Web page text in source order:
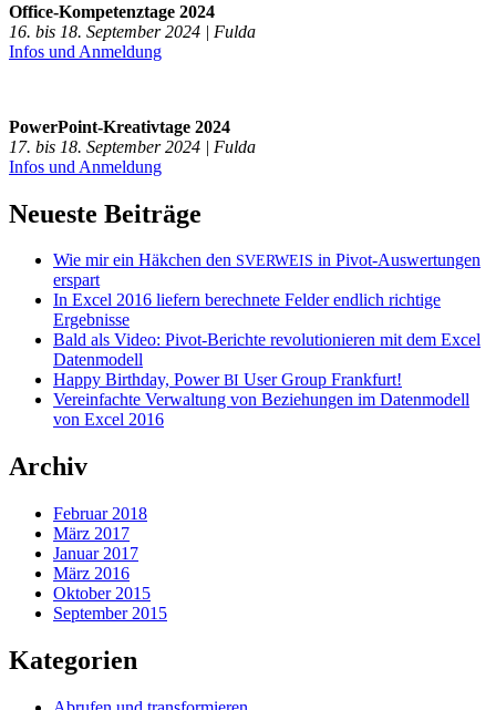
Office-Kompetenztage 2024
16. bis 18. September 2024 | Fulda
Infos und Anmeldung
PowerPoint-Kreativtage 2024
17. bis 18. September 2024 | Fulda
Infos und Anmeldung
Neueste Beiträge
Wie mir ein Häkchen den SVERWEIS in Pivot-Auswertungen
erspart
In Excel 2016 liefern berechnete Felder endlich richtige
Ergebnisse
Bald als Video: Pivot-Berichte revolutionieren mit dem Excel
Datenmodell
Happy Birthday, PowerBI User Group Frankfurt!
Vereinfachte Verwaltung von Beziehungen im Datenmodell
von Excel 2016
Archiv
Februar 2018
März 2017
Januar 2017
März 2016
Oktober 2015
September 2015
Kategorien